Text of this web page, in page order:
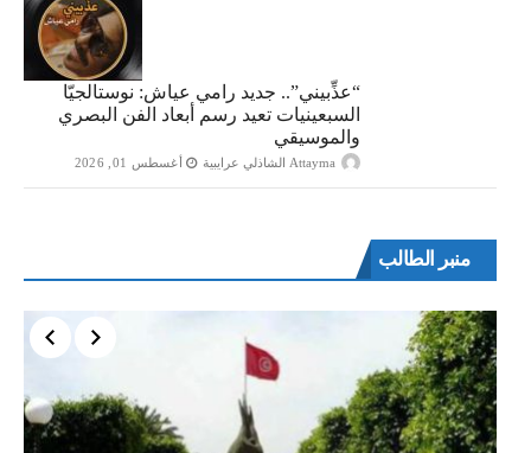
“​عذِّبيني”.. جديد رامي عياش: نوستالجيّا
السبعينيات تعيد رسم أبعاد الفن البصري
والموسيقي
Attayma الشاذلي عرايبية أغسطس 01, 2026
منبر الطالب